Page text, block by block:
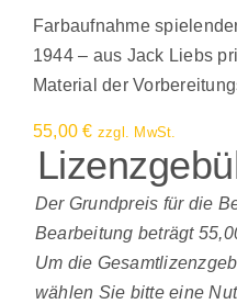
Farbaufnahme
1944 – aus Jack Liebs
Material der
55,00€ zzgl. MwSt.
Der Grundpreis für die
Bearbeitung beträgt
Um die
wählen Sie bitte eine